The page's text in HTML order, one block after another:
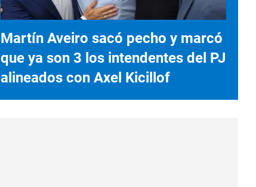
Martín Aveiro sacó pecho y marcó
que ya son 3 los intendentes del PJ
alineados con Axel Kicillof